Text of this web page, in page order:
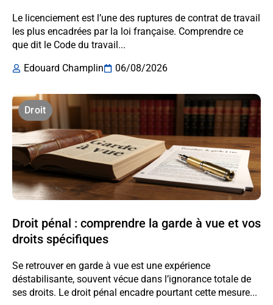
Le licenciement est l’une des ruptures de contrat de travail
les plus encadrées par la loi française. Comprendre ce
que dit le Code du travail...
Edouard Champlin
06/08/2026
Droit
Droit pénal : comprendre la garde à vue et vos
droits spécifiques
Se retrouver en garde à vue est une expérience
déstabilisante, souvent vécue dans l’ignorance totale de
ses droits. Le droit pénal encadre pourtant cette mesure...